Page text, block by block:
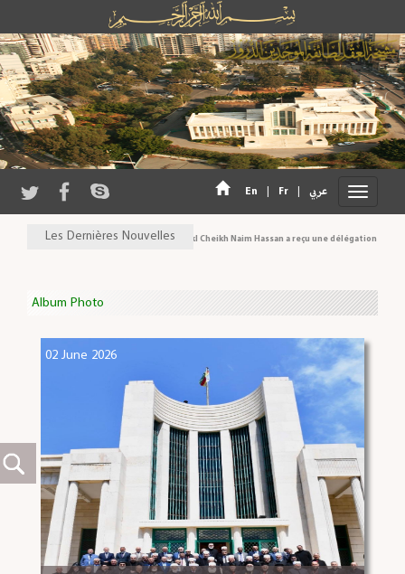
En Fr عربي
Les Dernières Nouvelles
Son Eminence Cheikh Akl Cheikh Naim Hassan a reçu une délégation du Conseil
Album Photo
02 June 2026